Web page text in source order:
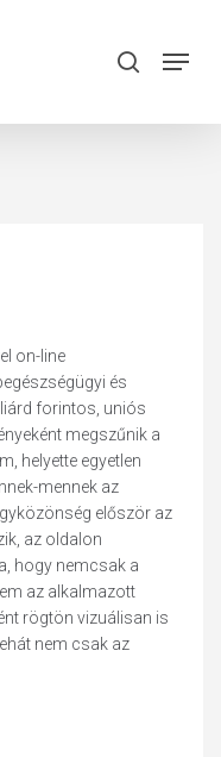
search
Menu
on-line
és
forintos, uniós
megszűnik a
helyette egyetlen
mennek az
először az
az oldalon
hogy nemcsak a
az alkalmazott
rögtön vizuálisan is
nem csak az
Close